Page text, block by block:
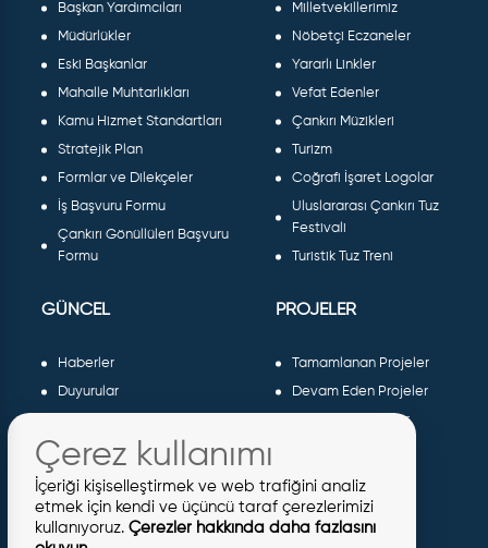
Başkan Yardımcıları
Müdürlükler
Eski Başkanlar
Mahalle Muhtarlıkları
Kamu Hizmet Standartları
Stratejik Plan
Formlar ve Dilekçeler
İş Başvuru Formu
Çankırı Gönüllüleri Başvuru
Formu
Milletvekillerimiz
Nöbetçi Eczaneler
Yararlı Linkler
Vefat Edenler
Çankırı Müzikleri
Turizm
Coğrafi İşaret Logolar
Uluslararası Çankırı Tuz
Festivali
Turistik Tuz Treni
GÜNCEL
Haberler
Duyurular
Galeri
Etkinlikler
Meclis Kararları
İhaleler
PROJELER
Tamamlanan Projeler
Devam Eden Projeler
Planlanan Projeler
Sosyal Projeler
Çerez kullanımı
İçeriği kişiselleştirmek ve web trafiğini analiz
etmek için kendi ve üçüncü taraf çerezlerimizi
kullanıyoruz. Çerezler hakkında daha fazlasını